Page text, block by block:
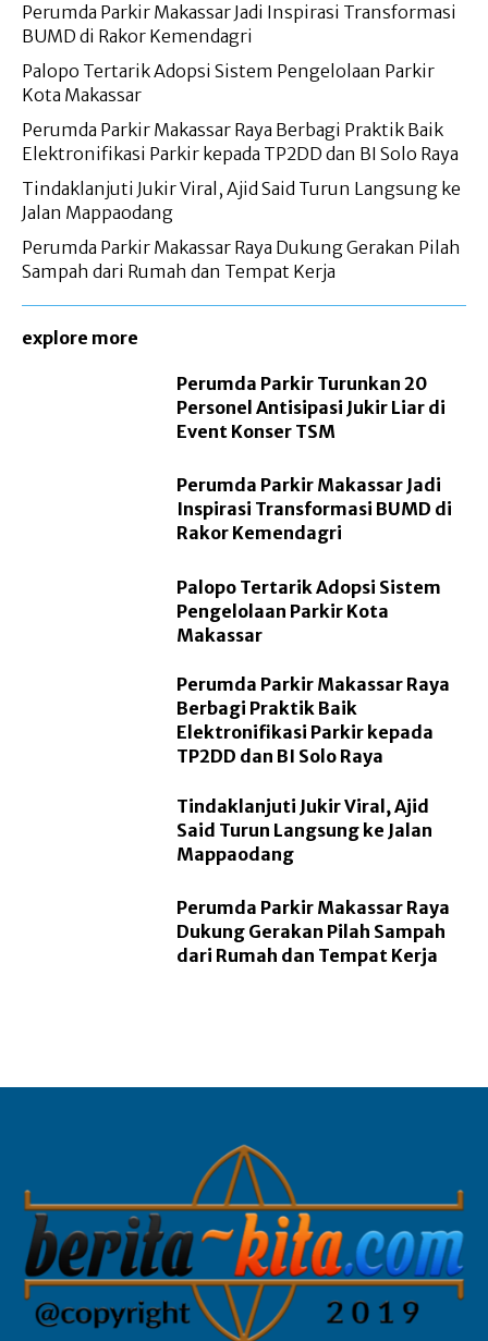
Perumda Parkir Makassar Jadi Inspirasi Transformasi
BUMD di Rakor Kemendagri
Palopo Tertarik Adopsi Sistem Pengelolaan Parkir
Kota Makassar
Perumda Parkir Makassar Raya Berbagi Praktik Baik
Elektronifikasi Parkir kepada TP2DD dan BI Solo Raya
Tindaklanjuti Jukir Viral, Ajid Said Turun Langsung ke
Jalan Mappaodang
Perumda Parkir Makassar Raya Dukung Gerakan Pilah
Sampah dari Rumah dan Tempat Kerja
explore more
Perumda Parkir Turunkan 20
Personel Antisipasi Jukir Liar di
Event Konser TSM
Perumda Parkir Makassar Jadi
Inspirasi Transformasi BUMD di
Rakor Kemendagri
Palopo Tertarik Adopsi Sistem
Pengelolaan Parkir Kota
Makassar
Perumda Parkir Makassar Raya
Berbagi Praktik Baik
Elektronifikasi Parkir kepada
TP2DD dan BI Solo Raya
Tindaklanjuti Jukir Viral, Ajid
Said Turun Langsung ke Jalan
Mappaodang
Perumda Parkir Makassar Raya
Dukung Gerakan Pilah Sampah
dari Rumah dan Tempat Kerja